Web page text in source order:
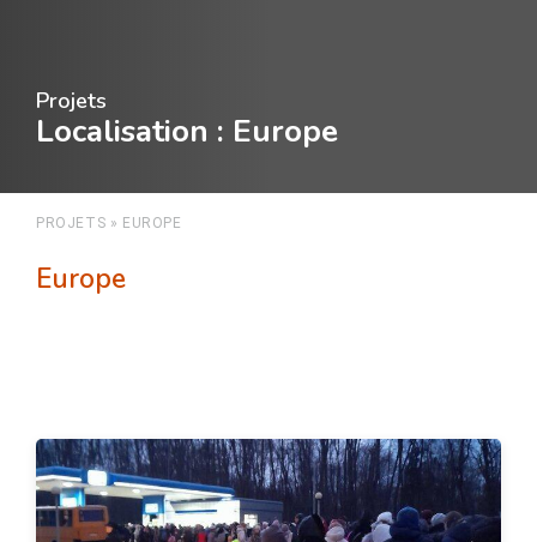
Projets
Localisation : Europe
PROJETS » EUROPE
Europe